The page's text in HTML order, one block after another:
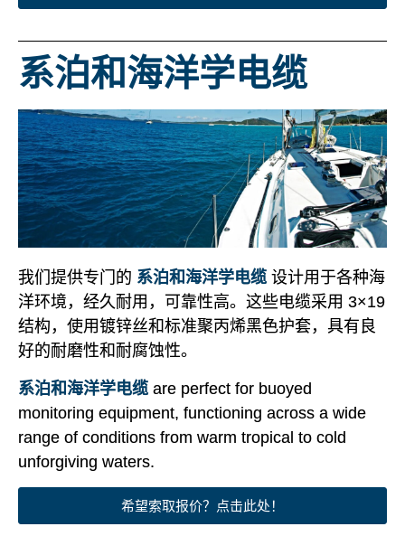
系泊和海洋学电缆
我们提供专门的 系泊和海洋学电缆 设计用于各种海
洋环境，经久耐用，可靠性高。这些电缆采用 3×19
结构，使用镀锌丝和标准聚丙烯黑色护套，具有良
好的耐磨性和耐腐蚀性。
系泊和海洋学电缆 are perfect for buoyed
monitoring equipment, functioning across a wide
range of conditions from warm tropical to cold
unforgiving waters.
希望索取报价？点击此处！